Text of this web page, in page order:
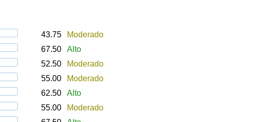
43.75
Moderado
67.50
Alto
52.50
Moderado
55.00
Moderado
62.50
Alto
55.00
Moderado